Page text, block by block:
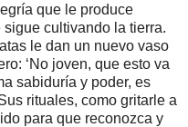
que le produce
cultivando la tierra.
le dan un nuevo vaso
‘No joven, que esto va
sabiduría y poder, es
rituales, como gritarle a
para que reconozca y